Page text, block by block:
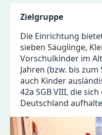
Zielgruppe
Die Einrichtung
sieben Säuglinge,
Vorschulkinder im
Jahren (bzw. bis
auch Kinder
42a SGB VIII, die
Deutschland